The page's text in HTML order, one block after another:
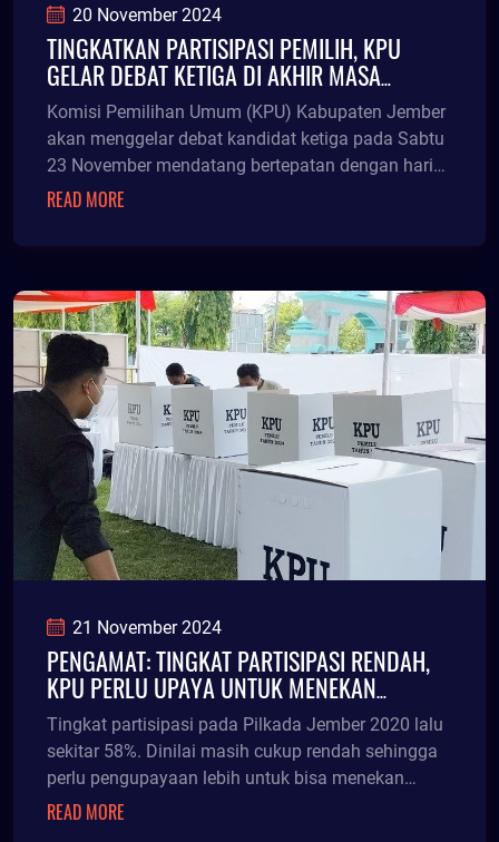
20 November 2024
TINGKATKAN PARTISIPASI PEMILIH, KPU
GELAR DEBAT KETIGA DI AKHIR MASA
KAMPANYE
Komisi Pemilihan Umum (KPU) Kabupaten Jember
akan menggelar debat kandidat ketiga pada Sabtu
23 November mendatang bertepatan dengan hari
terakhir
READ MORE
21 November 2024
PENGAMAT: TINGKAT PARTISIPASI RENDAH,
KPU PERLU UPAYA UNTUK MENEKAN
GOLPUT
Tingkat partisipasi pada Pilkada Jember 2020 lalu
sekitar 58%. Dinilai masih cukup rendah sehingga
perlu pengupayaan lebih untuk bisa menekan
poten
READ MORE